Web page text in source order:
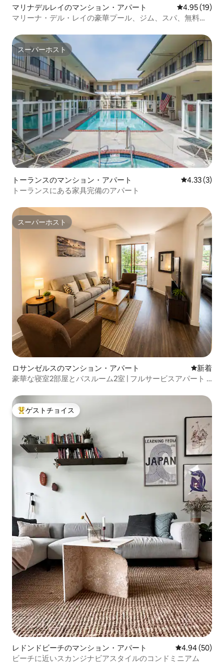
マリナデルレイのマンション・アパート レビュー19
4.95 (19)
マリーナ・デル・レイの豪華プール、ジム、スパ、無料駐
スーパーホスト
スーパーホスト
トーランスのマンション・アパート レビュー3
4.33 (3)
トーランスにある家具完備のアパート
スーパーホスト
スーパーホスト
ロサンゼルスのマンション・アパート 新しい宿
新着
豪華な寝室2部屋とバスルーム2室 | フルサービスアパート |
大好評のゲストチョイスです。
ゲストチョイス
レドンドビーチのマンション・アパート レビュー50
4.94 (50)
ビーチに近いスカンジナビアスタイルのコンドミニアム